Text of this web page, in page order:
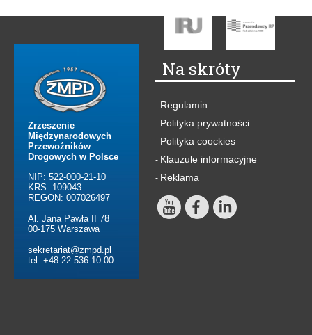
Zrzeszenie
Międzynarodowych
Przewoźników
Drogowych w Polsce
NIP: 522-000-21-10
KRS: 109043
REGON: 007026497
Al. Jana Pawła II 78
00-175 Warszawa
sekretariat@zmpd.pl
tel. +48 22 536 10 00
Na skróty
- Regulamin
- Polityka prywatności
- Polityka coockies
- Klauzule informacyjne
- Reklama